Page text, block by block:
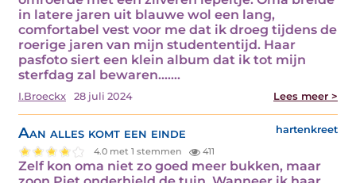
in latere jaren uit blauwe wol een lang,
comfortabel vest voor me dat ik droeg tijdens de
roerige jaren van mijn studententijd. Haar
pasfoto siert een klein album dat ik tot mijn
sterfdag zal bewaren....…
I.Broeckx 28 juli 2024 Lees meer >
Aan alles komt een einde hartenkreet
4.0 met 1 stemmen 411
Zelf kon oma niet zo goed meer bukken, maar